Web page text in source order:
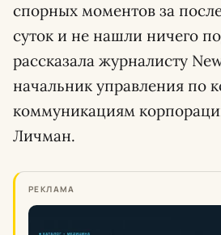
спорных моментов за
суток и не нашли ничего
рассказала журналисту
начальник управления по
коммуникациям
Личман.
РЕКЛАМА